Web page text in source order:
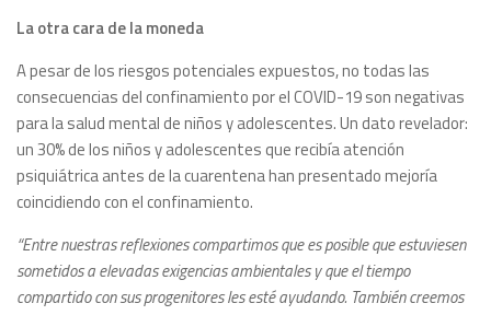
La otra cara de la moneda
A pesar de los riesgos potenciales expuestos, no todas las
consecuencias del confinamiento por el COVID-19 son negativas
para la salud mental de niños y adolescentes. Un dato revelador:
un 30% de los niños y adolescentes que recibía atención
psiquiátrica antes de la cuarentena han presentado mejoría
coincidiendo con el confinamiento.
“Entre nuestras reflexiones compartimos que es posible que estuviesen
sometidos a elevadas exigencias ambientales y que el tiempo
compartido con sus progenitores les esté ayudando. También creemos